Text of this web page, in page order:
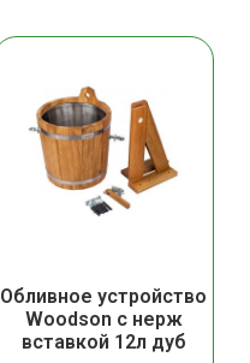
Обливное устройство
Woodson с нерж
вставкой 12л дуб